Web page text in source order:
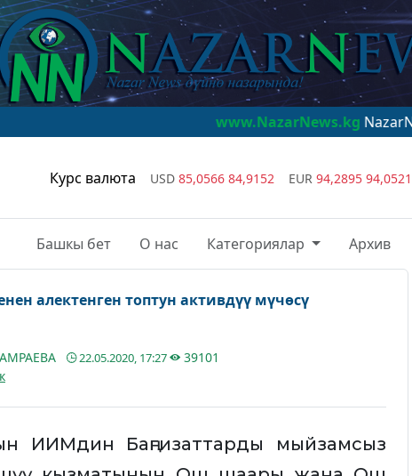
www.NazarNews.kgNazarNews -
Курс валюта USD 85,0566 84,9152 EUR 94,2895 94,0521
Башкы бет О нас Категориялар Архив
алектенген топтун активдүү мүчөсү
22.05.2020, 17:27
39101
ИИМдин Баңгизаттарды мыйзамсыз